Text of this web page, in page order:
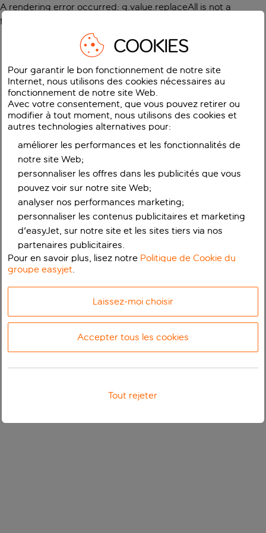
A rendering error occurred: g.value.replaceAll is not a
function
COOKIES
Pour garantir le bon fonctionnement de notre site
Internet, nous utilisons des cookies nécessaires au
fonctionnement de notre site Web.
Avec votre consentement, que vous pouvez retirer ou
modifier à tout moment, nous utilisons des cookies et
autres technologies alternatives pour:
améliorer les performances et les fonctionnalités de
notre site Web;
personnaliser les offres dans les publicités que vous
pouvez voir sur notre site Web;
analyser nos performances marketing;
personnaliser les contenus publicitaires et marketing
d'easyJet, sur notre site et les sites tiers via nos
partenaires publicitaires.
Pour en savoir plus, lisez notre Politique de Cookie du
groupe easyjet.
Laissez-moi choisir
Accepter tous les cookies
Tout rejeter